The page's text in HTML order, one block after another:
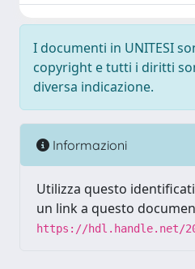
I documenti in UNITESI
copyright e tutti i diritti
diversa indicazione.
Informazioni
Utilizza questo
un link a questo
https://hdl.handle.net/